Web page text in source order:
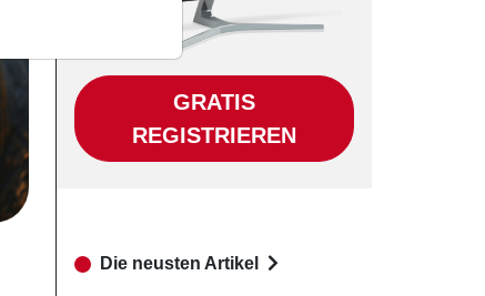
GRATIS
REGISTRIEREN
Die neusten Artikel